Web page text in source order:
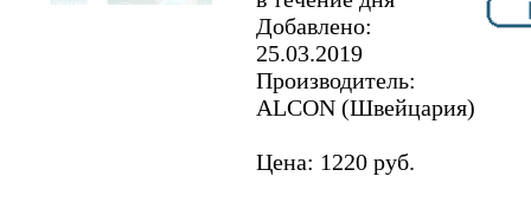
Добавлено:
25.03.2019
Производитель:
ALCON (Швейцария)
Цена: 1220 руб.